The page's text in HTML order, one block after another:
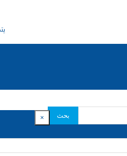
بحث ×